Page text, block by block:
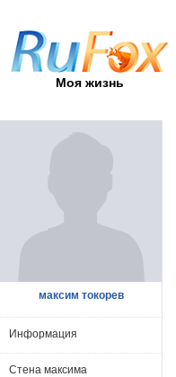
Моя жизнь
максим токорев
Информация
Стена максима